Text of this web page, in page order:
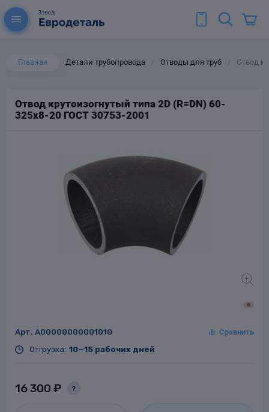
Главная Детали трубопровода Отводы для труб Отвод
Отвод крутоизогнутый типа 2D (R=DN) 60-
325х8-20 ГОСТ 30753-2001
Арт. A00000000001010
Отгрузка: 10—15 рабочих дней
16 300 ₽ ?
для труб
Тройники стальные
для
труб
Заглушки для труб